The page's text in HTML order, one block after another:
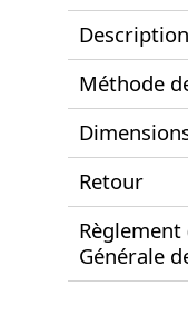
Description
Méthode
Retour
Générale